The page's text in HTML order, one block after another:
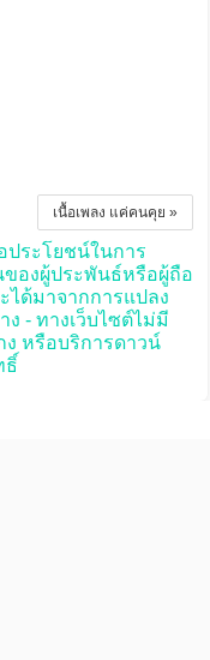
เนื้อเพลง แค่คนคุย »
ประโยชน์ในการ
ของผู้ประพันธ์หรือผู้ถือ
ได้มาจากการแปลง
- ทางเว็บไซต์ไม่มี
ง หรือบริการดาวน์
ธิ์